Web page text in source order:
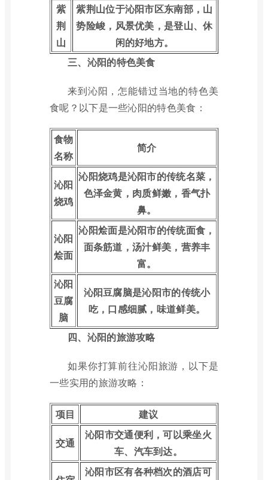
紫
荆
山
紫荆山位于沁阳市区东南部，山
势险峻，风景优美，是登山、休
闲的好地方。
三、沁阳的特色美食
来到沁阳，怎能错过当地的特色美
食呢？以下是一些沁阳的特色美食：
食物
名称
简介
沁阳
烧鸡
沁阳烧鸡是沁阳市的传统名菜，
色泽金黄，肉质鲜嫩，香气扑
鼻。
沁阳
烩面
沁阳烩面是沁阳市的传统面食，
面条筋道，汤汁鲜美，营养丰
富。
沁阳
豆腐
脑
沁阳豆腐脑是沁阳市的传统小
吃，口感细腻，味道鲜美。
四、沁阳的旅游攻略
如果你打算前往沁阳旅游，以下是
一些实用的旅游攻略：
项目 建议
交通
沁阳市交通便利，可以乘坐火
车、汽车到达。
沁阳市区有各种档次的酒店可